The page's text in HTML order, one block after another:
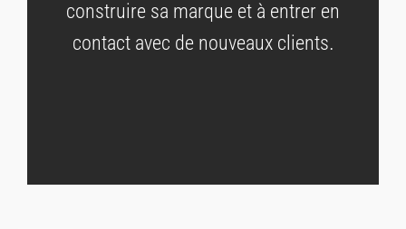
construire sa marque et à entrer en
contact avec de nouveaux clients.